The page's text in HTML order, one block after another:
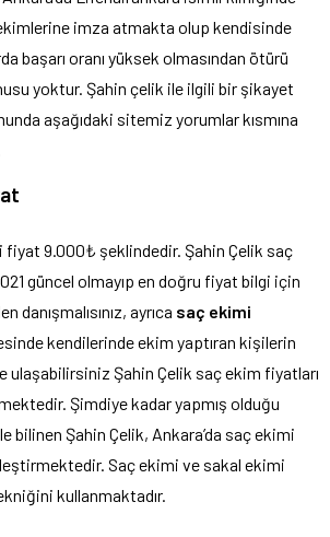
imza atmakta olup kendisinde
başarı oranı yüksek olmasından ötürü
yoktur. Şahin çelik ile ilgili bir şikayet
aşağıdaki sitemiz yorumlar kısmına
fiyat 9.000₺ şeklindedir. Şahin Çelik saç
güncel olmayıp en doğru fiyat bilgi için
danışmalısınız, ayrıca saç ekimi
kendilerinde ekim yaptıran kişilerin
ulaşabilirsiniz Şahin Çelik saç ekim fiyatları
Şimdiye kadar yapmış olduğu
bilinen Şahin Çelik, Ankara’da saç ekimi
Saç ekimi ve sakal ekimi
kullanmaktadır.